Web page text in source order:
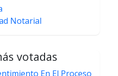
Notarial
votadas
En El Proceso